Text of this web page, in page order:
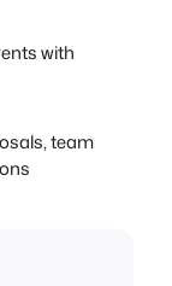
with
team